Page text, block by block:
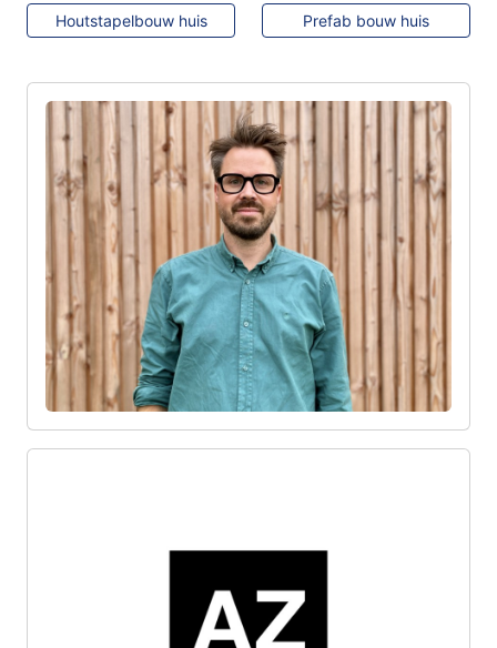
Houtstapelbouw huis Prefab bouw huis